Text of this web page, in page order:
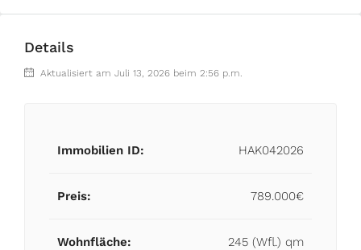
Details
Aktualisiert am Juli 13, 2026 beim 2:56 p.m.
Immobilien ID: HAK042026
Preis: 789.000€
Wohnfläche: 245 (Wfl.) qm